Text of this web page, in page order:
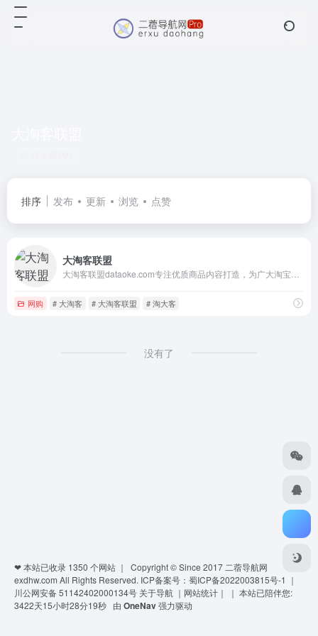
排序 发布 更新 浏览 点赞
大淘客联盟
网购 # 大淘客 # 大淘客联盟 # 淘大客
没有了
❤ 本站已收录 1350 个网站 ｜ Copyright © Since 2017 二蓿导航网
exdhw.com All Rights Reserved. ICP备案号：蜀ICP备2022003815号-1 ｜
川公网安备 51142402000134号 关于导航 ｜ 网站统计 ｜ ｜ 本站已陪伴您:
3422天15小时28分19秒 由 OneNav强力驱动